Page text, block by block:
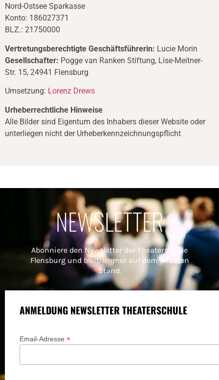
Nord-Ostsee Sparkasse
Konto: 186027371
BLZ.: 21750000
Vertretungsberechtigte Geschäftsführerin: Lucie Morin
Gesellschafter: Pogge van Ranken Stiftung, Lise-Meitner-
Str. 15, 24941 Flensburg
Umsetzung: Lorenz Drews
Urheberrechtliche Hinweise
Alle Bilder sind Eigentum des Inhabers dieser Website oder
unterliegen nicht der Urheberkennzeichnungspflicht
NEWSLETTER
Abonniere den Newsletter der Theaterschule
Flensburg und bleib immer auf dem neusten
Stand.
ANMELDUNG NEWSLETTER THEATERSCHULE
Email-Adresse *